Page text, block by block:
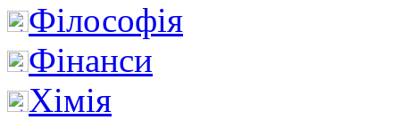
Філософія
Фінанси
Хімія